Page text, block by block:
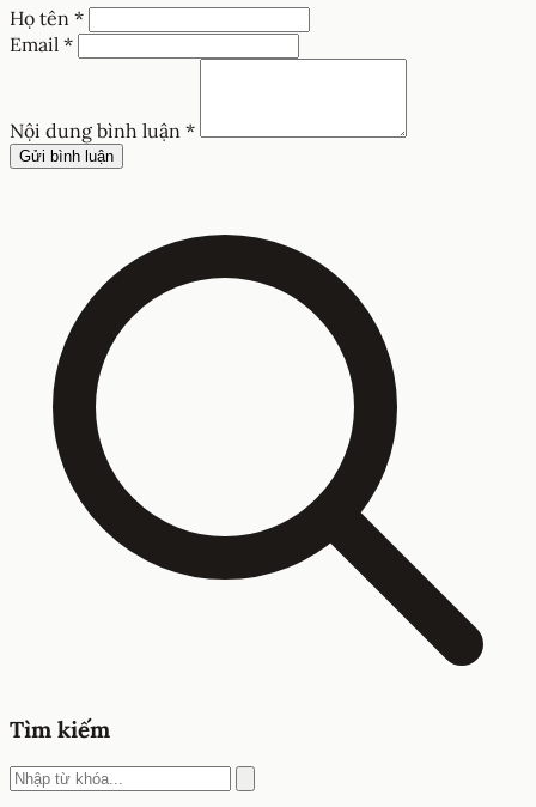
Họ tên *
Email *
Nội dung bình luận *
Gửi bình luận
Tìm kiếm